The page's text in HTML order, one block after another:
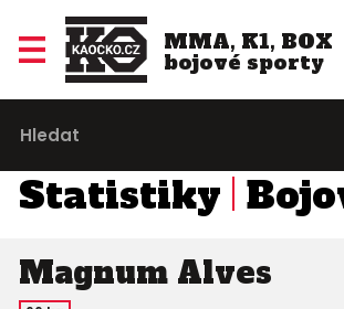
MMA, K1, BOX
bojové sporty
Statistiky
Magnum Alves